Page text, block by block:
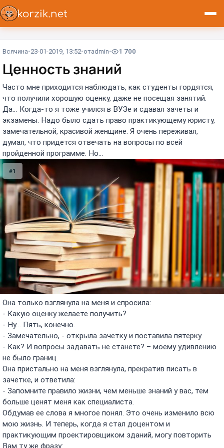
Всячина 23-01-2019, 13:52 отadmin 1 700
Ценность знаний
Часто мне приходится наблюдать, как студенты гордятся,
что получили хорошую оценку, даже не посещая занятий.
Да… Когда-то я тоже учился в ВУЗе и сдавал зачеты и
экзамены. Надо было сдать право практикующему юристу,
замечательной, красивой женщине. Я очень переживал,
думал, что придется отвечать на вопросы по всей
пройденной программе. Но…
#1
Она только взглянула на меня и спросила:
- Какую оценку желаете получить?
- Ну… Пять, конечно.
- Замечательно, - открыла зачетку и поставила пятерку.
- Как? И вопросы задавать не станете? – моему удивлению
не было границ.
Она пристально на меня взглянула, прекратив писать в
зачетке, и ответила:
- Запомните правило жизни, чем меньше знаний у вас, тем
больше ценят меня как специалиста.
Обдумав ее слова я многое понял. Это очень изменило всю
мою жизнь. И теперь, когда я стал доцентом и
практикующим проектировщиком зданий, могу повторить
Вам ту же фразу: